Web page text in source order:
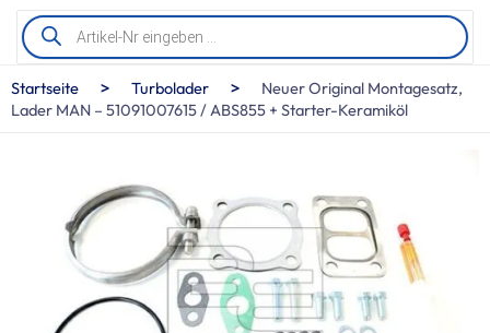
Products
search
Startseite > Turbolader >
Neuer Original Montagesatz,
Lader MAN – 51091007615 / ABS855 + Starter-Keramiköl